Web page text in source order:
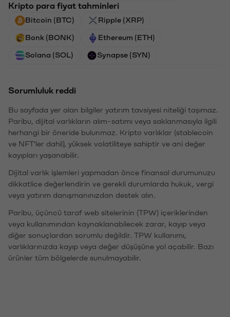
Kripto para fiyat tahminleri
Bitcoin (BTC) Ripple (XRP)
Bonk (BONK) Ethereum (ETH)
Solana (SOL) Synapse (SYN)
Sorumluluk reddi
Bu sayfada yer alan bilgiler yatırım tavsiyesi niteliği taşımaz.
Paribu, dijital varlıkların alım-satımı veya saklanmasıyla ilgili
herhangi bir öneride bulunmaz. Kripto varlıklar (stablecoin
ve NFT'ler dahil), yüksek volatiliteye sahiptir ve ani değer
kayıpları yaşanabilir.
Dijital varlık işlemleri yapmadan önce finansal durumunuzu
dikkatlice değerlendirin ve gerekli durumlarda hukuk, vergi
veya yatırım danışmanınızdan destek alın.
Paribu, üçüncü taraf web sitelerinin (TPW) içeriklerinden
veya kullanımından kaynaklanabilecek zarar, kayıp veya
diğer sonuçlardan sorumlu değildir. TPW kullanımı,
varlıklarınızda kayıp veya değer düşüşüne yol açabilir. Bazı
ürünler tüm bölgelerde sunulmayabilir.